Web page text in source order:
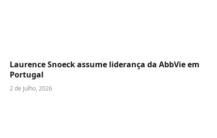
Laurence Snoeck assume liderança da AbbVie em
Portugal
2 de Julho, 2026